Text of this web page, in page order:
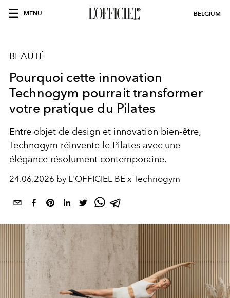
MENU BELGIUM
BEAUTÉ
Pourquoi cette innovation
Technogym pourrait transformer
votre pratique du Pilates
Entre objet de design et innovation bien-être,
Technogym réinvente le Pilates avec une
élégance résolument contemporaine.
24.06.2026 by L'OFFICIEL BE x Technogym